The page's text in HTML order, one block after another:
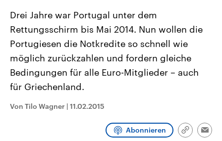
Landtagswahl Sachsen-Anhalt
2026
Alle Informationen
Sachsen-Anhalt wählt am 6.
September 2026 einen neuen
Landtag. Seit 2021 wird das
Bundesland von einer Koalition aus
Umfragen, Prognosen,
Wahlprogramme, aktuelle Berichte
und Kandidaten der anstehenden
Aktuelle Beiträge,
Hintergründe
Wirtschaftlich und
gehören die Vereinigten
den mächtigsten Ländern
Drei Jahre war Portugal unter dem
Rettungsschirm bis Mai 2014. Nun wollen die
Portugiesen die Notkredite so schnell wie
möglich zurückzahlen und fordern gleiche
Bedingungen für alle Euro-Mitglieder – auch
für Griechenland.
Von Tilo Wagner | 11.02.2015
Abonnieren
Link